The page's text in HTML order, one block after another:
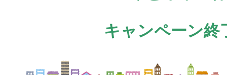
キャンペーン終